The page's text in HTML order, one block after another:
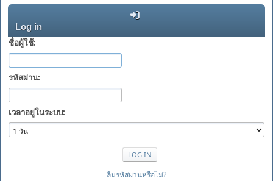
Log in
ชื่อผู้ใช้:
รหัสผ่าน:
เวลาอยู่ในระบบ:
ลืมรหัสผ่านหรือไม่?